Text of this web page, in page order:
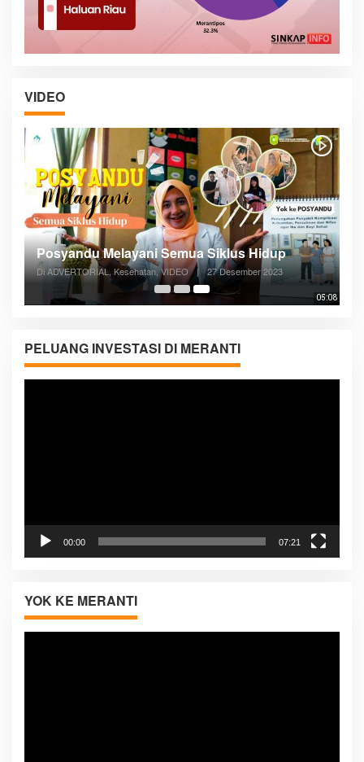
VIDEO
05:08
Posyandu Melayani Semua Siklus Hidup
Di ADVERTORIAL, Kesehatan, VIDEO | 27 Desember 2023
PELUANG INVESTASI DI MERANTI
00:00 07:21
YOK KE MERANTI
Pemutar